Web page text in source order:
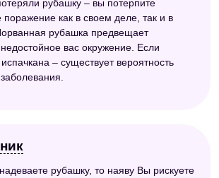
рубашку – вы потерпите
поражение как в своем деле, так и в
рубашка предвещает
вас окружение. Если
– существует вероятность
рубашку, то наяву Вы рискуете